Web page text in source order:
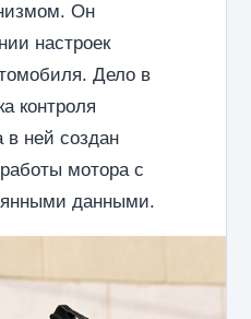
Он
настроек
Дело в
контроля
в ней создан
мотора с
данными.